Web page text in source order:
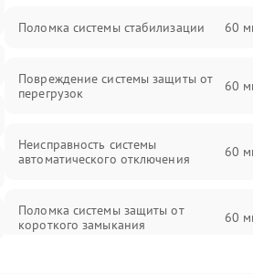
Поломка системы стабилизации 60
Повреждение системы защиты от
перегрузок
60
Неисправность системы
автоматического отключения
60
Поломка системы защиты от
короткого замыкания
60